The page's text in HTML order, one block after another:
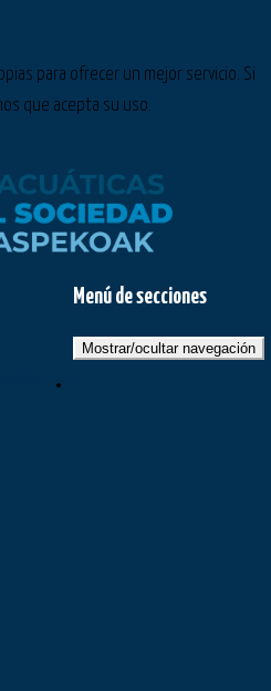
para ofrecer un mejor servicio. Si
que acepta su uso.
Menú de secciones
Mostrar/ocultar navegación